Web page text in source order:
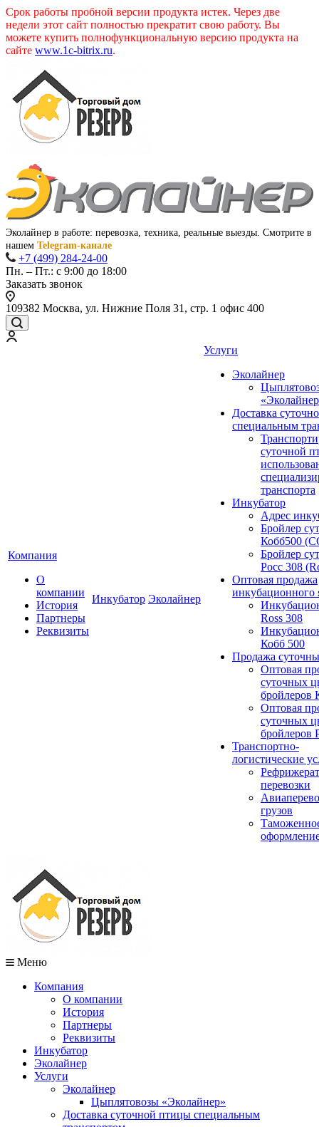
Срок работы пробной версии продукта истек. Через две
недели этот сайт полностью прекратит свою работу. Вы
можете купить полнофункциональную версию продукта на
сайте www.1c-bitrix.ru.
Эколайнер в работе: перевозка, техника, реальные выезды. Смотрите в
нашем Telegram-канале
+7 (499) 284-24-00
Пн. – Пт.: с 9:00 до 18:00
Заказать звонок
109382 Москва, ул. Нижние Поля 31, стр. 1 офис 400
Компания
О
компании
История
Партнеры
Реквизиты
Инкубатор Эколайнер
Услуги
Эколайнер
Доставка
специальным
суточной
транспорта
Инкубатор
Адрес
Бройлер
Кобб500
Бройлер
Росс 308
Оптовая продажа
инкубационного
Ross 308
Кобб 500
Продажа
Оптовая
суточных
бройлеров
Оптовая
суточных
бройлеров
Транспортно-
логистические
перевозки
грузов
Меню
Компания
О компании
История
Партнеры
Реквизиты
Инкубатор
Эколайнер
Услуги
Эколайнер
Цыплятовозы «Эколайнер»
Доставка суточной птицы специальным